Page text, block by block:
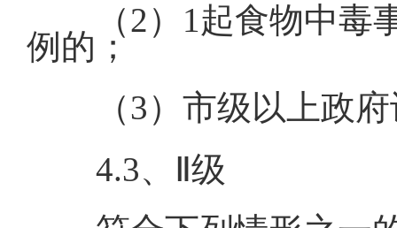
（2）1起食物中
例的；
（3）市级以上政
4.3、Ⅱ级